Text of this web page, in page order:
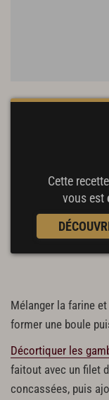
Cette
vous est
Mélanger la farine
former une boule
Décortiquer les
faitout avec un filet
concassées, puis